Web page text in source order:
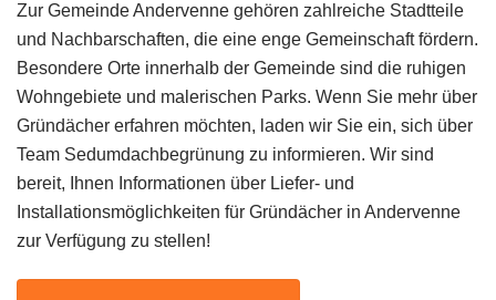
Zur Gemeinde Andervenne gehören zahlreiche Stadtteile
und Nachbarschaften, die eine enge Gemeinschaft fördern.
Besondere Orte innerhalb der Gemeinde sind die ruhigen
Wohngebiete und malerischen Parks. Wenn Sie mehr über
Gründächer erfahren möchten, laden wir Sie ein, sich über
Team Sedumdachbegrünung zu informieren. Wir sind
bereit, Ihnen Informationen über Liefer- und
Installationsmöglichkeiten für Gründächer in Andervenne
zur Verfügung zu stellen!